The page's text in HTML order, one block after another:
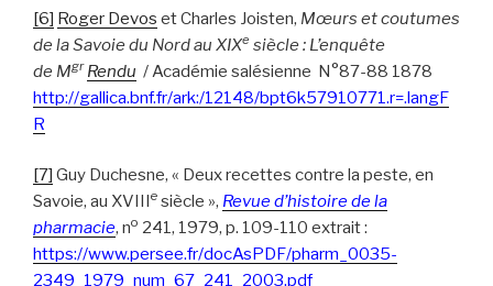
[6] Roger Devos et Charles Joisten, Mœurs et coutumes
de la Savoie du Nord au XIXe siècle : L’enquête
de Mgr Rendu / Académie salésienne N°87-88 1878
http://gallica.bnf.fr/ark:/12148/bpt6k57910771.r=.langF
R
[7] Guy Duchesne, « Deux recettes contre la peste, en
Savoie, au XVIIIe siècle », Revue d’histoire de la
pharmacie, no 241,‎ 1979, p. 109-110 extrait :
https://www.persee.fr/docAsPDF/pharm_0035-
2349_1979_num_67_241_2003.pdf